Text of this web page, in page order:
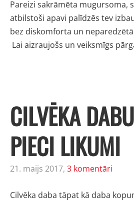
Pareizi sakrāmēta mugursoma,
atbilstoši apavi palīdzēs tev
bez diskomforta un
Lai aizraujošs un veiksmīgs
CILVĒKA
PIECI LIKUMI
21. maijs 2017, 3 komentāri
Cilvēka daba tāpat kā daba